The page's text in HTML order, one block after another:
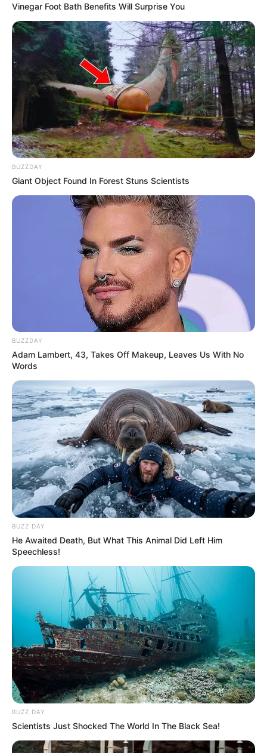
Vinegar Foot Bath Benefits Will Surprise You
BUZZDAY
Giant Object Found In Forest Stuns Scientists
BUZZDAY
Adam Lambert, 43, Takes Off Makeup, Leaves Us With No
Words
BUZZ DAY
He Awaited Death, But What This Animal Did Left Him
Speechless!
BUZZ DAY
Scientists Just Shocked The World In The Black Sea!